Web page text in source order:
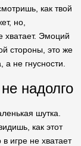
как твой
но,
хватает. Эмоций
стороны, это же
не гнусности.
надолго
шутка.
как этот
игре не хватает